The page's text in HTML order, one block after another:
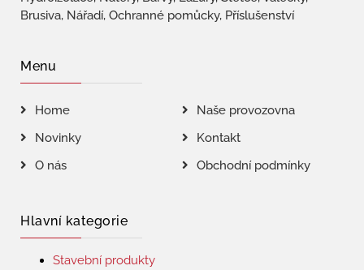
Brusiva, Nářadí, Ochranné pomůcky, Příslušenství
Menu
Home
Naše provozovna
Novinky
Kontakt
O nás
Obchodní podmínky
Hlavní kategorie
Stavební produkty